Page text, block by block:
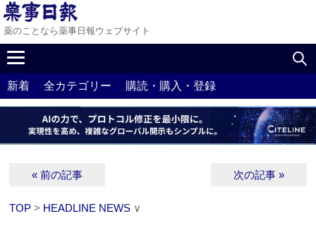
薬のことなら薬事日報ウェブサイト
新着 全カテゴリー 購読・購入・登録
« 前の記事 次の記事 »
TOP > HEADLINE NEWS ∨